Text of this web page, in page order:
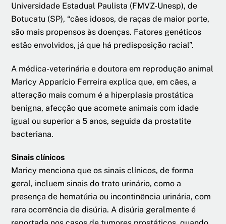
Universidade Estadual Paulista (FMVZ-Unesp), de
Botucatu (SP), “cães idosos, de raças de maior porte,
são mais propensos às doenças. Fatores genéticos
estão envolvidos, já que há predisposição racial”.
A médica-veterinária e doutora em reprodução animal
Maricy Apparício Ferreira explica que, em cães, a
alteração mais comum é a hiperplasia prostática
benigna, afecção que acomete animais com idade
igual ou superior a 5 anos, seguida da prostatite
bacteriana.
Sinais clínicos
Maricy menciona que os sinais clínicos, de forma
geral, incluem sinais do trato urinário, como a
presença de hematúria ou incontinência urinária, com
rara ocorrência de disúria. A disúria geralmente é